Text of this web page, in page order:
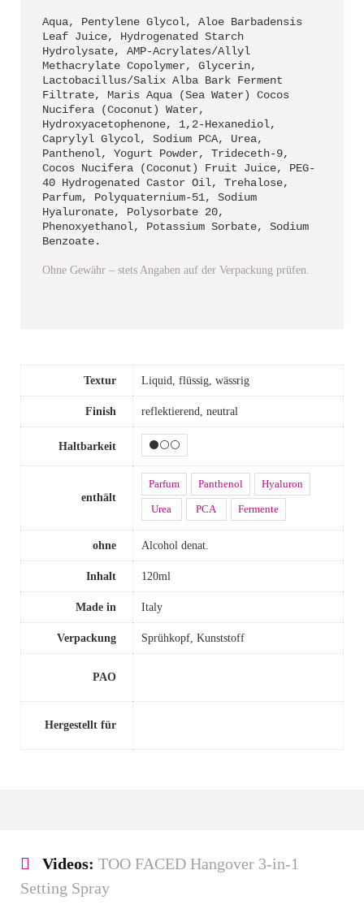
Aqua, Pentylene Glycol, Aloe Barbadensis
Leaf Juice, Hydrogenated Starch
Hydrolysate, AMP-Acrylates/Allyl
Methacrylate Copolymer, Glycerin,
Lactobacillus/Salix Alba Bark Ferment
Filtrate, Maris Aqua (Sea Water) Cocos
Nucifera (Coconut) Water,
Hydroxyacetophenone, 1,2-Hexanediol,
Caprylyl Glycol, Sodium PCA, Urea,
Panthenol, Yogurt Powder, Trideceth-9,
Cocos Nucifera (Coconut) Fruit Juice, PEG-
40 Hydrogenated Castor Oil, Trehalose,
Parfum, Polyquaternium-51, Sodium
Hyaluronate, Polysorbate 20,
Phenoxyethanol, Potassium Sorbate, Sodium
Benzoate.
Ohne Gewähr – stets Angaben auf der Verpackung prüfen.
Textur Liquid, flüssig, wässrig
Finish reflektierend, neutral
Haltbarkeit ⚫⚪⚪
enthält
Parfum Panthenol Hyaluron
Urea PCA Fermente
ohne Alcohol denat.
Inhalt 120ml
Made in Italy
Verpackung Sprühkopf, Kunststoff
PAO
Hergestellt für
Videos: TOO FACED Hangover 3-in-1
Setting Spray